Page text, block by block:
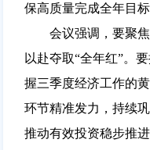
保高质量完成全年目标
会议强调，要聚
以赴夺取“全年红”。
握三季度经济工作的
环节精准发力，持续
推动有效投资稳步推